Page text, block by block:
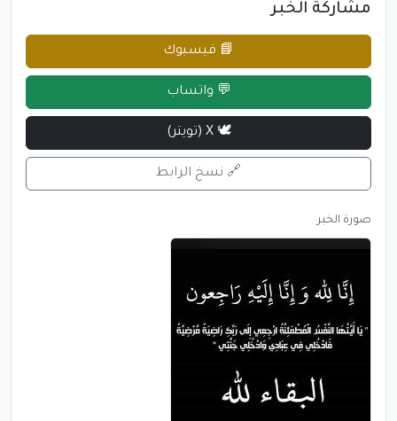
مشاركة الخبر
📘 فيسبوك
💬 واتساب
🕊 X (تويتر)
🔗 نسخ الرابط
صورة الخبر